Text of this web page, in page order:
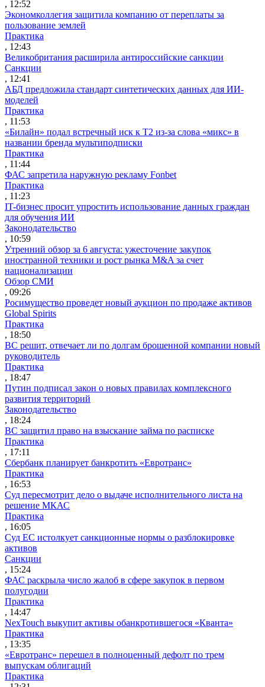
, 12:52
Экономколлегия защитила компанию от переплаты за
пользование землей
Практика
, 12:43
Великобритания расширила антироссийские санкции
Санкции
, 12:41
АБД предложила стандарт синтетических данных для ИИ-
моделей
Практика
, 11:53
«Билайн» подал встречный иск к Т2 из-за слова «микс» в
названии бренда мультиподписки
Практика
, 11:44
ФАС запретила наружную рекламу Fonbet
Практика
, 11:23
IT-бизнес просит упростить использование данных граждан
для обучения ИИ
Законодательство
, 10:59
Утренний обзор за 6 августа: ужесточение закупок
иностранной техники и рост рынка M&A за счет
национализации
Обзор СМИ
, 09:26
Росимущество проведет новый аукцион по продаже активов
Global Spirits
Практика
, 18:50
ВС решит, отвечает ли по долгам брошенной компании новый
руководитель
Практика
, 18:47
Путин подписал закон о новых правилах комплексного
развития территорий
Законодательство
, 18:24
ВС защитил право на взыскание займа по расписке
Практика
, 17:11
Сбербанк планирует банкротить «Евротранс»
Практика
, 16:53
Суд пересмотрит дело о выдаче исполнительного листа на
решение МКАС
Практика
, 16:05
Суд ЕС истолкует санкционные нормы о разблокировке
активов
Санкции
, 15:24
ФАС раскрыла число жалоб в сфере закупок в первом
полугодии
Практика
, 14:47
NexTouch выкупит активы обанкротившегося «Кванта»
Практика
, 13:35
«Евротранс» перешел в полноценный дефолт по трем
выпускам облигаций
Практика